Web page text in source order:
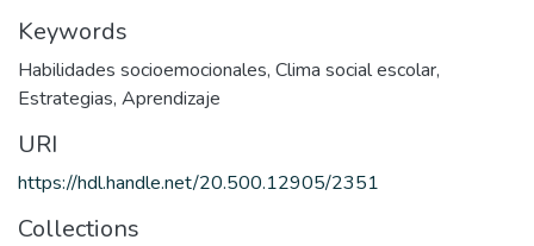
Keywords
Habilidades socioemocionales, Clima social escolar,
Estrategias, Aprendizaje
URI
https://hdl.handle.net/20.500.12905/2351
Collections